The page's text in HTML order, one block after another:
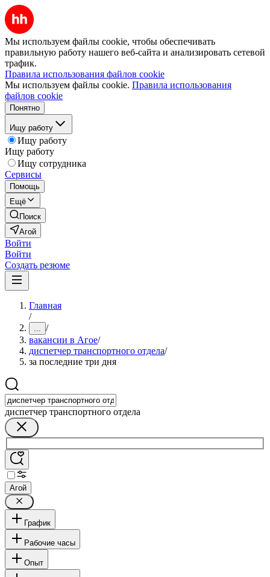
Мы используем файлы cookie, чтобы обеспечивать
правильную работу нашего веб-сайта и анализировать сетевой
трафик.
Правила использования файлов cookie
Мы используем файлы cookie. Правила использования
файлов cookie
Понятно
Ищу работу
Ищу работу
Ищу работу
Ищу сотрудника
Сервисы
Помощь
Ещё
Поиск
Агой
Войти
Войти
Создать резюме
Главная
/
... /
вакансии в Агое/
диспетчер транспортного отдела/
за последние три дня
диспетчер транспортного отдела
Агой
График
Рабочие часы
Опыт